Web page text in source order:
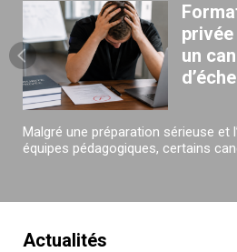
un
Malgré une préparation sérieuse et
équipes pédagogiques, certains
Actualités